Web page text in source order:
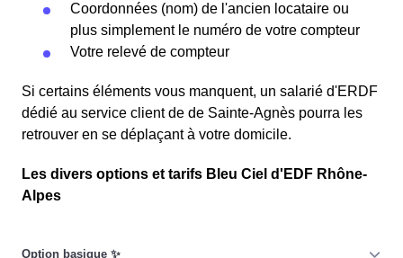
Coordonnées (nom) de l'ancien locataire ou
plus simplement le numéro de votre compteur
Votre relevé de compteur
Si certains éléments vous manquent, un salarié d'ERDF
dédié au service client de de Sainte-Agnès pourra les
retrouver en se déplaçant à votre domicile.
Les divers options et tarifs Bleu Ciel d'EDF Rhône-
Alpes